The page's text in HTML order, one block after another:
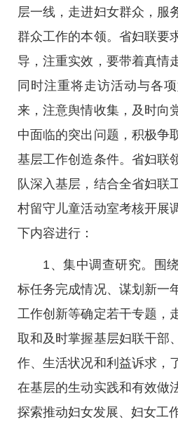
层一线，走进妇女群众，服
群众工作的本领。省妇联要
导，注重实效，要带着真情
同时注重将走访活动与各
来，注意舆情收集，及时向
中面临的突出问题，积极争
基层工作创造条件。省妇联
队深入基层，结合全省妇联
村留守儿童活动室考核开展
下内容进行：
1、集中调查研究。围
标任务完成情况、谋划新一
工作创新等确定若干专题，
取和及时掌握基层妇联干部
作、生活状况和利益诉求，
在基层的生动实践和有效做
探索推动妇女发展、妇女工